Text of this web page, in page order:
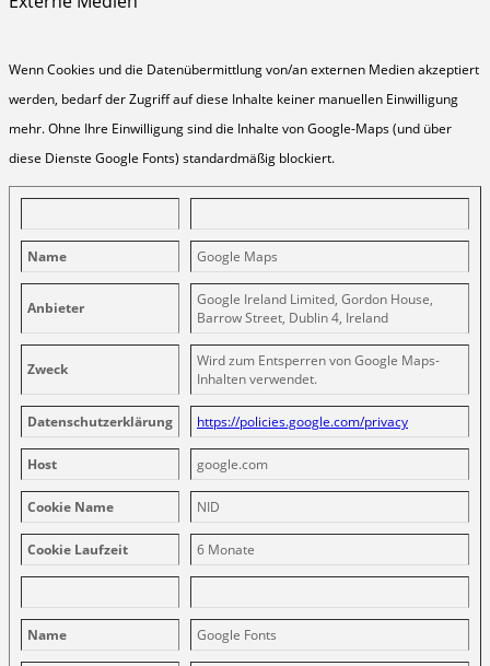
Wenn Cookies und die Datenübermittlung von/an externen Medien akzeptiert
werden, bedarf der Zugriff auf diese Inhalte keiner manuellen Einwilligung
mehr. Ohne Ihre Einwilligung sind die Inhalte von Google-Maps (und über
diese Dienste Google Fonts) standardmäßig blockiert.
Name Google Maps
Anbieter
Google Ireland Limited, Gordon House,
Barrow Street, Dublin 4, Ireland
Zweck
Wird zum Entsperren von Google Maps-
Inhalten verwendet.
Datenschutzerklärung https://policies.google.com/privacy
Host google.com
Cookie Name NID
Cookie Laufzeit 6 Monate
Name Google Fonts